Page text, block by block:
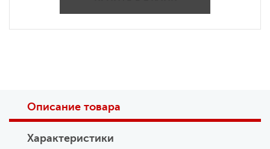
Описание товара
Характеристики